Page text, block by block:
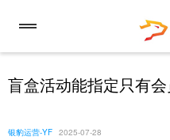
盲盒活动能指定只有会
银豹运营-YF 2025-07-28